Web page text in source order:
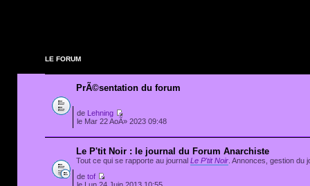
LE FORUM
PrÃ©sentation du forum
de
Lehning
le Mar 22 AoÃ» 2023 09:48
Le P'tit Noir : le journal du Forum Anarchiste
Tout ce qui se rapporte au journal Le P'tit Noir . Annonces, gestion du
de tof